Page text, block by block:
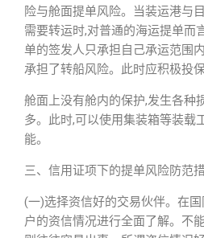
险与舱面提单风险。当装运港与
需要转运时,对普通的海运提单而
单的签发人只承担自己承运范围
承担了转船风险。此时应积极投保
舱面上没有舱内的保护,发生各种
多。此时,可以使用集装箱等装载
能。
三、信用证项下的提单风险防范
(一)选择资信好的交易伙伴。在
户的资信情况进行全面了解。不